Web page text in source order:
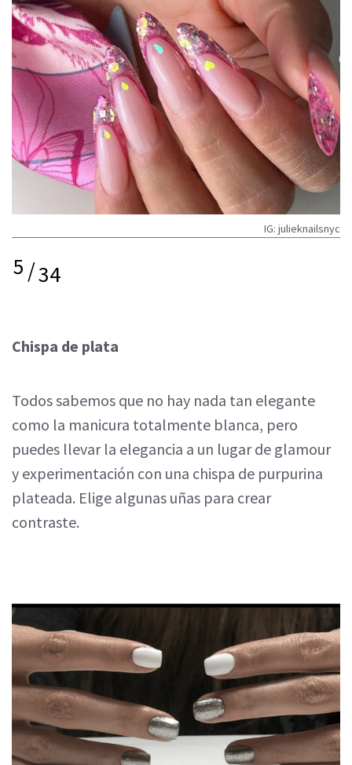
IG: julieknailsnyc
5/34
Chispa de plata
Todos sabemos que no hay nada tan elegante
como la manicura totalmente blanca, pero
puedes llevar la elegancia a un lugar de glamour
y experimentación con una chispa de purpurina
plateada. Elige algunas uñas para crear
contraste.